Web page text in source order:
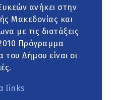
ανήκει στην
Μακεδονίας και
με τις διατάξεις
Πρόγραμμα
Δήμου είναι οι
links